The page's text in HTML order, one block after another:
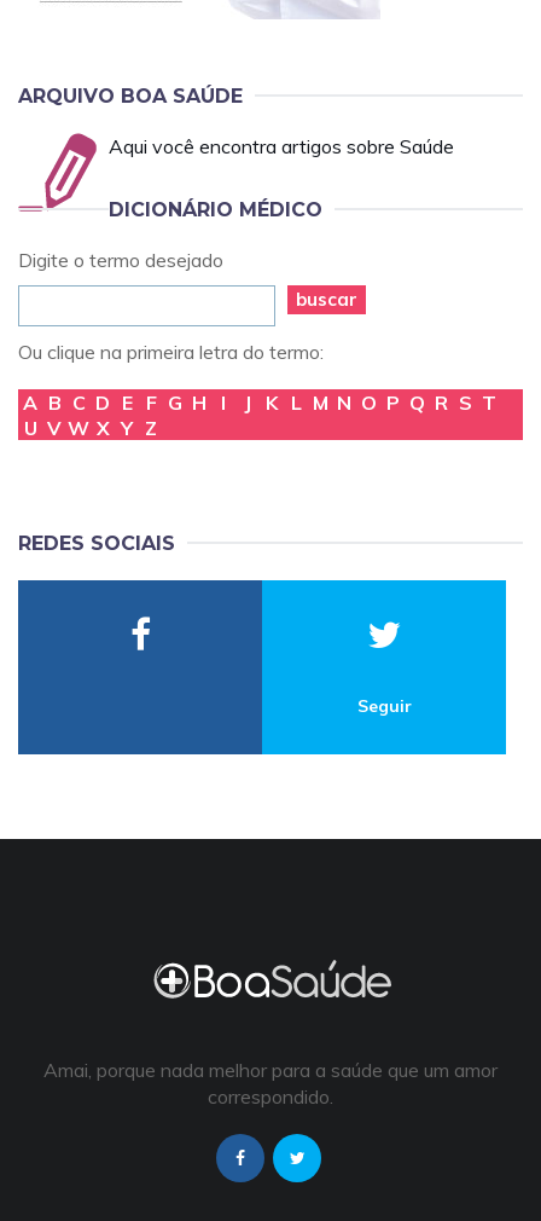
ARQUIVO BOA SAÚDE
Aqui você encontra artigos sobre Saúde
DICIONÁRIO MÉDICO
Digite o termo desejado
buscar
Ou clique na primeira letra do termo:
A B C D E F G H I J K L M N O P Q R S T
U V W X Y Z
REDES SOCIAIS
Seguir
Amai, porque nada melhor para a saúde que um amor
correspondido.